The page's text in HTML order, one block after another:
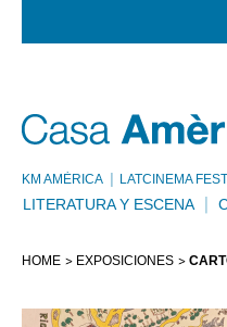
KM AMÈRICA LATCINEMA FEST
LITERATURA Y ESCENA
HOME EXPOSICIONES